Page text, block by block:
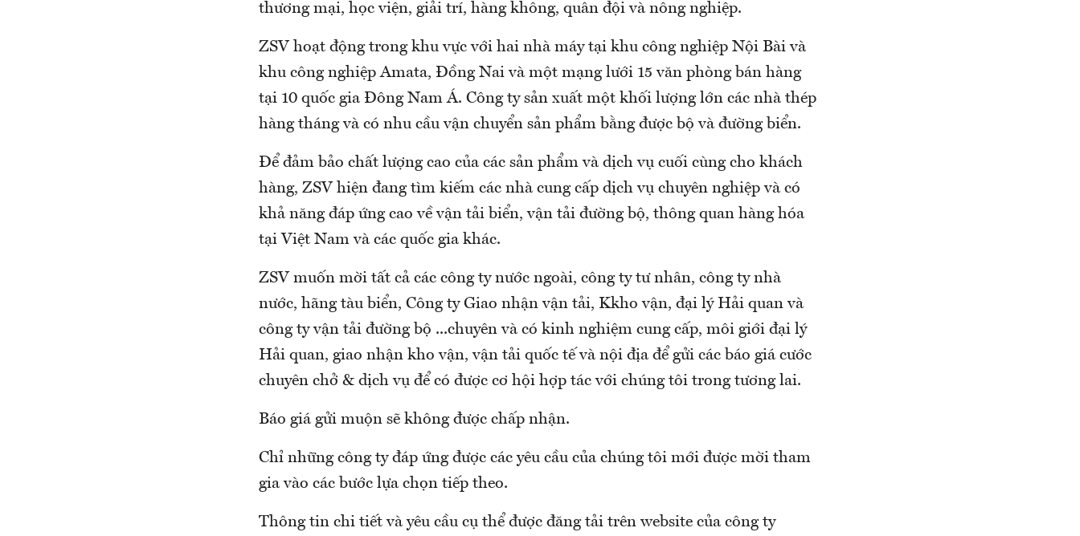
thương mại, học viện, giải trí, hàng không, quân đội và nông nghiệp.
ZSV hoạt động trong khu vực với hai nhà máy tại khu công nghiệp Nội Bài và
khu công nghiệp Amata, Đồng Nai và một mạng lưới 15 văn phòng bán hàng
tại 10 quốc gia Đông Nam Á. Công ty sản xuất một khối lượng lớn các nhà thép
hàng tháng và có nhu cầu vận chuyển sản phẩm bằng được bộ và đường biển.
Để đảm bảo chất lượng cao của các sản phẩm và dịch vụ cuối cùng cho khách
hàng, ZSV hiện đang tìm kiếm các nhà cung cấp dịch vụ chuyên nghiệp và có
khả năng đáp ứng cao về vận tải biển, vận tải đường bộ, thông quan hàng hóa
tại Việt Nam và các quốc gia khác.
ZSV muốn mời tất cả các công ty nước ngoài, công ty tư nhân, công ty nhà
nước, hãng tàu biển, Công ty Giao nhận vận tải, Kkho vận, đại lý Hải quan và
công ty vận tải đường bộ ...chuyên và có kinh nghiệm cung cấp, môi giới đại lý
Hải quan, giao nhận kho vận, vận tải quốc tế và nội địa để gửi các báo giá cước
chuyên chở & dịch vụ để có được cơ hội hợp tác với chúng tôi trong tương lai.
Báo giá gửi muộn sẽ không được chấp nhận.
Chỉ những công ty đáp ứng được các yêu cầu của chúng tôi mới được mời tham
gia vào các bước lựa chọn tiếp theo.
Thông tin chi tiết và yêu cầu cụ thể được đăng tải trên website của công ty